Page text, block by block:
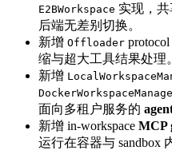
E2BWorkspace 实现，
后端无差别切换。
新增 Offloader
缩与超大工具结果处理。
新增
面向多租户服务的
新增 in-workspace MCP
运行在容器与 sandbox